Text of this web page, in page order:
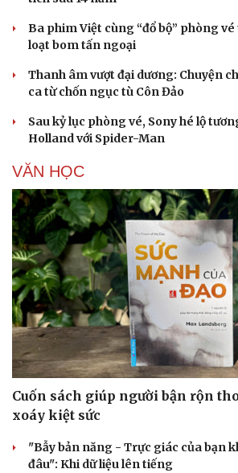
Ba phim Việt cùng “đổ bộ” phòng
loạt bom tấn ngoại
Thanh âm vượt đại dương: Chuyện
ca từ chốn ngục tù Côn Đảo
Sau kỷ lục phòng vé, Sony hé lộ
Holland với Spider-Man
VĂN HỌC
Cuốn sách giúp người bận rộn
xoáy kiệt sức
"Bẫy bản năng - Trực giác của bạn
đâu": Khi dữ liệu lên tiếng